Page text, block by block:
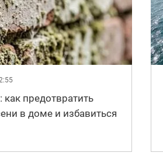
предотвратить
в доме и избавиться